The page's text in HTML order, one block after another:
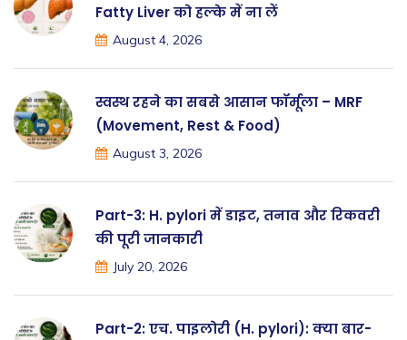
Fatty Liver को हल्के में ना लें
August 4, 2026
स्वस्थ रहने का सबसे आसान फॉर्मूला – MRF
(Movement, Rest & Food)
August 3, 2026
Part-3: H. pylori में डाइट, तनाव और रिकवरी
की पूरी जानकारी
July 20, 2026
Part-2: एच. पाइलोरी (H. pylori): क्या बार-